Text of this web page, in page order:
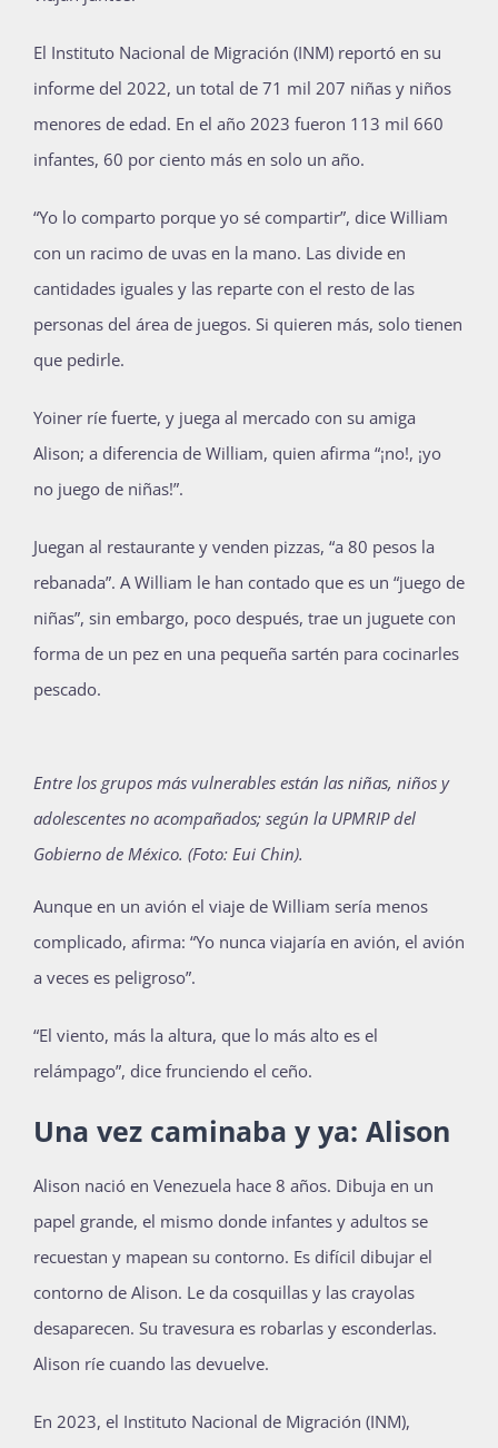
El Instituto Nacional de Migración (INM) reportó en su
informe del 2022, un total de 71 mil 207 niñas y niños
menores de edad. En el año 2023 fueron 113 mil 660
infantes, 60 por ciento más en solo un año.
“Yo lo comparto porque yo sé compartir”, dice William
con un racimo de uvas en la mano. Las divide en
cantidades iguales y las reparte con el resto de las
personas del área de juegos. Si quieren más, solo tienen
que pedirle.
Yoiner ríe fuerte, y juega al mercado con su amiga
Alison; a diferencia de William, quien afirma “¡no!, ¡yo
no juego de niñas!”.
Juegan al restaurante y venden pizzas, “a 80 pesos la
rebanada”. A William le han contado que es un “juego de
niñas”, sin embargo, poco después, trae un juguete con
forma de un pez en una pequeña sartén para cocinarles
pescado.
Entre los grupos más vulnerables están las niñas, niños y
adolescentes no acompañados; según la UPMRIP del
Gobierno de México. (Foto: Eui Chin).
Aunque en un avión el viaje de William sería menos
complicado, afirma: “Yo nunca viajaría en avión, el avión
a veces es peligroso”.
“El viento, más la altura, que lo más alto es el
relámpago”, dice frunciendo el ceño.
Una vez caminaba y ya: Alison
Alison nació en Venezuela hace 8 años. Dibuja en un
papel grande, el mismo donde infantes y adultos se
recuestan y mapean su contorno. Es difícil dibujar el
contorno de Alison. Le da cosquillas y las crayolas
desaparecen. Su travesura es robarlas y esconderlas.
Alison ríe cuando las devuelve.
En 2023, el Instituto Nacional de Migración (INM),